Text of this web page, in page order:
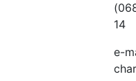
14
e-